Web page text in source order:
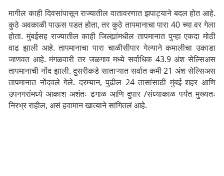
मागील काही दिवसांपासून राज्यातील वातावरणात झपाट्याने बदल होत आहे.
कुठे अवकाळी पाऊस पडत होता, तर कुठे तापमानाचा पारा 40 च्या वर गेला
होता. मुंबईसह राज्यातील काही जिल्ह्यांमधील तापमानात पुन्हा एकदा मोठी
वाढ झाली आहे. तापमानाचा पारा चाळीसीपार गेल्याने कमालीचा उकाडा
जाणवत आहे. मंगळवारी तर जळगाव मध्ये सर्वाधिक 43.9 अंश सेल्सिअस
तापमानाची नोंद झाली. दुसरीकडे साताऱ्यात सर्वात कमी 21 अंश सेल्सिअस
तापमानात नोंदवले गेले. दरम्यान, पुढील 24 तासांसाठी मुंबई शहर आणि
उपनगरांमध्ये आकाश अशंतः ढगाळ आणि दुपार /संध्याकाळ पर्यंत मुख्यतः
निरभ्र राहील, असं हवामान खात्याने सांगितलं आहे.